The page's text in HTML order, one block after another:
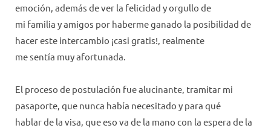
emoción, además de ver la felicidad y orgullo de
mi familia y amigos por haberme ganado la posibilidad de
hacer este intercambio ¡casi gratis!, realmente
me sentía muy afortunada.
El proceso de postulación fue alucinante, tramitar mi
pasaporte, que nunca había necesitado y para qué
hablar de la visa, que eso va de la mano con la espera de la